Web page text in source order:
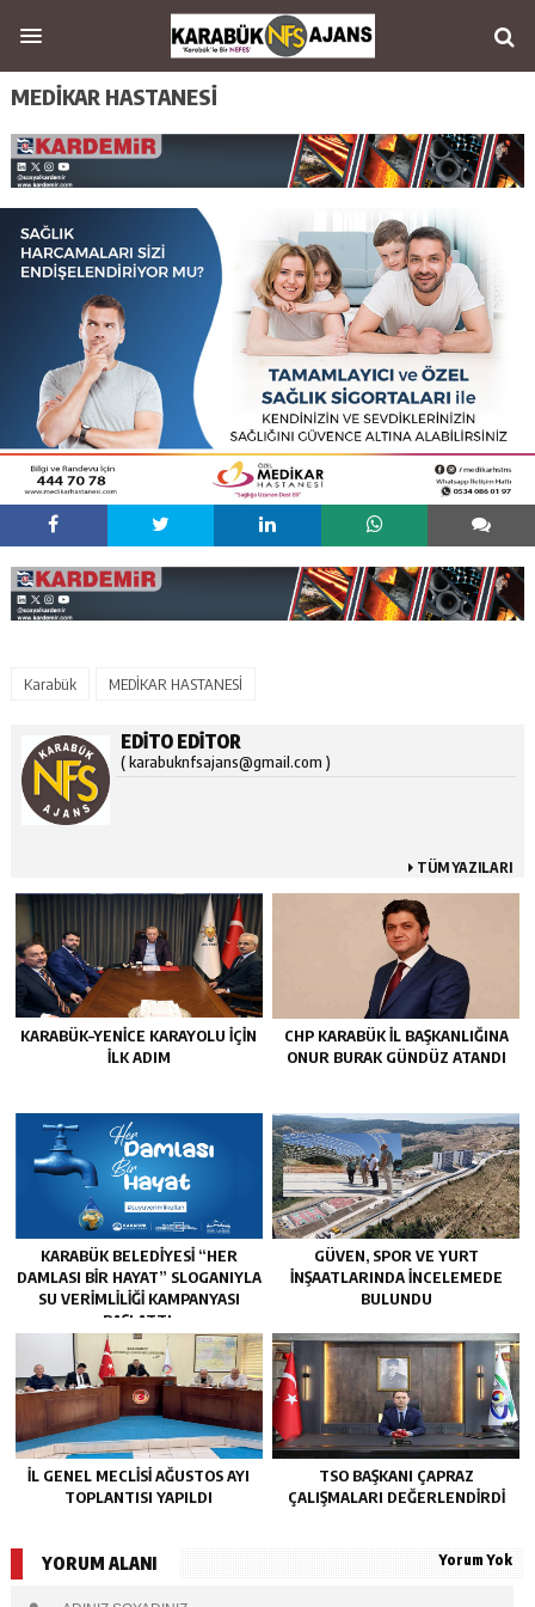
MEDİKAR HASTANESİ
Karabük MEDİKAR HASTANESİ
EDITO EDITOR
( karabuknfsajans@gmail.com )
TÜM YAZILARI
KARABÜK–YENİCE KARAYOLU İÇİN
İLK ADIM
CHP KARABÜK İL BAŞKANLIĞINA
ONUR BURAK GÜNDÜZ ATANDI
KARABÜK BELEDİYESİ “HER
DAMLASI BİR HAYAT” SLOGANIYLA
SU VERİMLİLİĞİ KAMPANYASI
BAŞLATTI.
GÜVEN, SPOR VE YURT
İNŞAATLARINDA İNCELEMEDE
BULUNDU
İL GENEL MECLİSİ AĞUSTOS AYI
TOPLANTISI YAPILDI
TSO BAŞKANI ÇAPRAZ
ÇALIŞMALARI DEĞERLENDİRDİ
YORUM ALANI Yorum Yok